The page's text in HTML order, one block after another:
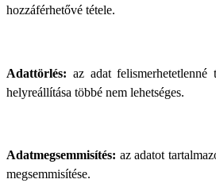
hozzáférhetővé tétele.
Adattörlés: az adat
helyreállítása többé nem lehetséges.
Adatmegsemmisítés: az adatot
megsemmisítése.